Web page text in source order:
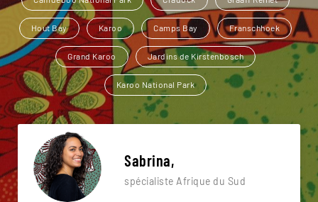
Hout Bay Karoo Camps Bay Franschhoek
Grand Karoo Jardins de Kirstenbosch
Karoo National Park
Sabrina,
spécialiste Afrique du Sud